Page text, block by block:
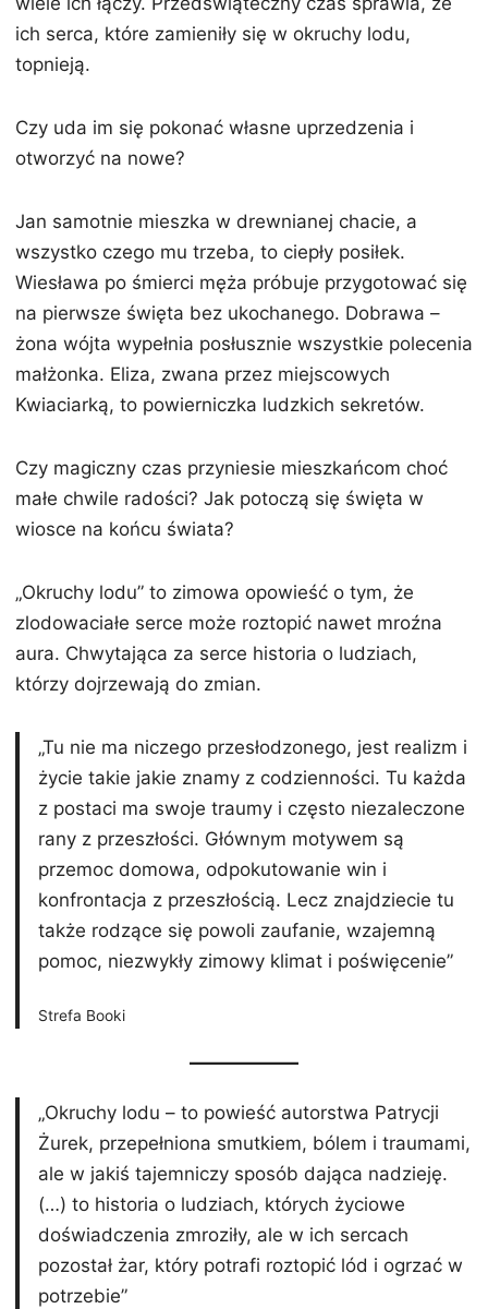
ich serca, które zamieniły się w okruchy lodu,
topnieją.
Czy uda im się pokonać własne uprzedzenia i
otworzyć na nowe?
Jan samotnie mieszka w drewnianej chacie, a
wszystko czego mu trzeba, to ciepły posiłek.
Wiesława po śmierci męża próbuje przygotować się
na pierwsze święta bez ukochanego. Dobrawa –
żona wójta wypełnia posłusznie wszystkie polecenia
małżonka. Eliza, zwana przez miejscowych
Kwiaciarką, to powierniczka ludzkich sekretów.
Czy magiczny czas przyniesie mieszkańcom choć
małe chwile radości? Jak potoczą się święta w
wiosce na końcu świata?
„Okruchy lodu” to zimowa opowieść o tym, że
zlodowaciałe serce może roztopić nawet mroźna
aura. Chwytająca za serce historia o ludziach,
którzy dojrzewają do zmian.
„Tu nie ma niczego przesłodzonego, jest realizm i
życie takie jakie znamy z codzienności. Tu każda
z postaci ma swoje traumy i często niezaleczone
rany z przeszłości. Głównym motywem są
przemoc domowa, odpokutowanie win i
konfrontacja z przeszłością. Lecz znajdziecie tu
także rodzące się powoli zaufanie, wzajemną
pomoc, niezwykły zimowy klimat i poświęcenie”
Strefa Booki
„Okruchy lodu – to powieść autorstwa Patrycji
Żurek, przepełniona smutkiem, bólem i traumami,
ale w jakiś tajemniczy sposób dająca nadzieję.
(…) to historia o ludziach, których życiowe
doświadczenia zmroziły, ale w ich sercach
pozostał żar, który potrafi roztopić lód i ogrzać w
potrzebie”